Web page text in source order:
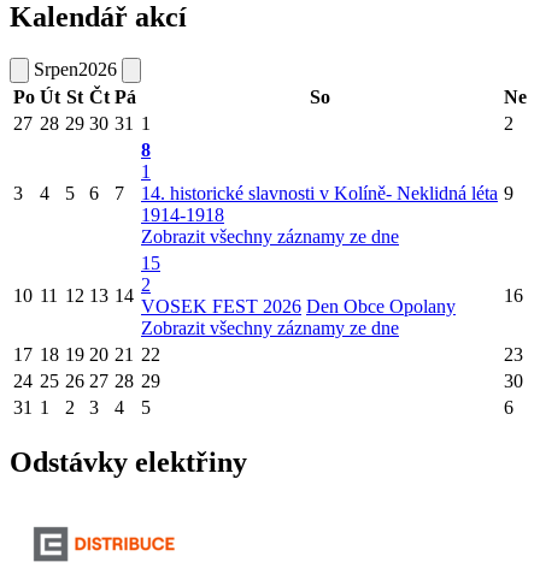
Kalendář akcí
Srpen2026
Po Út St Čt Pá So
Ne
27 28 29 30 31 1 2
3 4 5 6 7
8
1
14. historické slavnosti v Kolíně- Neklidná léta
1914-1918
Zobrazit všechny záznamy ze dne
9
10 11 12 13 14
15
2
VOSEK FEST 2026 Den Obce Opolany
Zobrazit všechny záznamy ze dne
16
17 18 19 20 21 22
23
24 25 26 27 28 29
30
31 1 2 3 4 5 6
Odstávky elektřiny